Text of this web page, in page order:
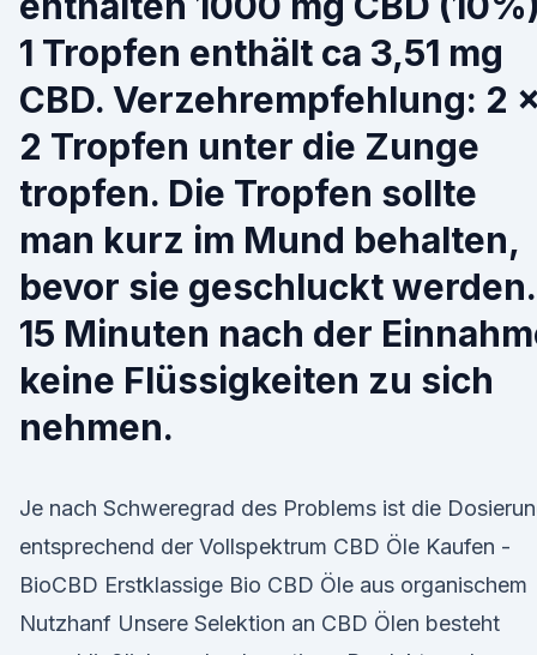
1 Tropfen enthält ca 3,51 mg
CBD. Verzehrempfehlung: 2 x
2 Tropfen unter die Zunge
tropfen. Die Tropfen sollte
man kurz im Mund behalten,
bevor sie geschluckt werden.
15 Minuten nach der
keine Flüssigkeiten zu sich
nehmen.
Je nach Schweregrad des Problems ist die
entsprechend der Vollspektrum CBD Öle Kaufen -
BioCBD Erstklassige Bio CBD Öle aus organischem
Nutzhanf Unsere Selektion an CBD Ölen besteht